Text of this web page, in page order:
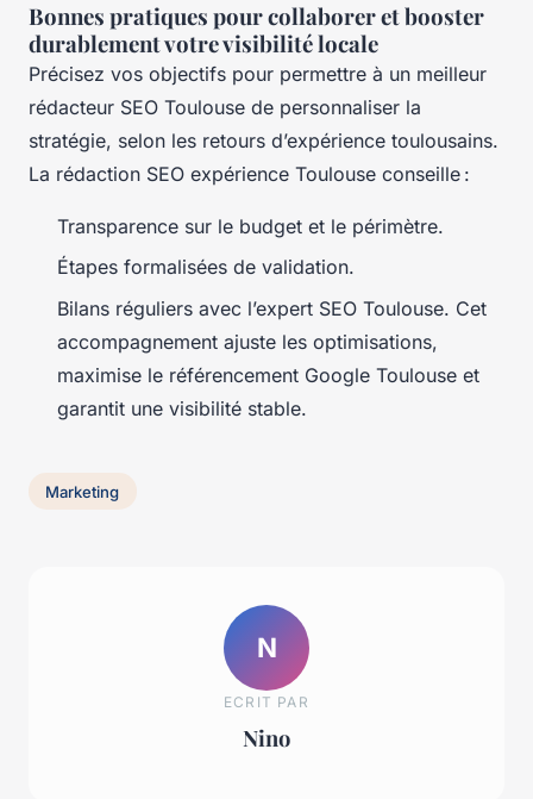
Bonnes pratiques pour collaborer et booster
durablement votre visibilité locale
Précisez vos objectifs pour permettre à un meilleur
rédacteur SEO Toulouse de personnaliser la
stratégie, selon les retours d’expérience toulousains.
La rédaction SEO expérience Toulouse conseille :
Transparence sur le budget et le périmètre.
Étapes formalisées de validation.
Bilans réguliers avec l’expert SEO Toulouse. Cet
accompagnement ajuste les optimisations,
maximise le référencement Google Toulouse et
garantit une visibilité stable.
Marketing
N
ECRIT PAR
Nino